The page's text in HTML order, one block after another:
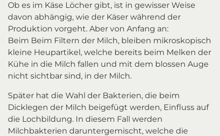
Ob es im Käse Löcher gibt, ist in gewisser Weise
davon abhängig, wie der Käser während der
Produktion vorgeht. Aber von Anfang an:
Beim Beim Filtern der Milch, bleiben mikroskopisch
kleine Heupartikel, welche bereits beim Melken der
Kühe in die Milch fallen und mit dem blossen Auge
nicht sichtbar sind, in der Milch.
Später hat die Wahl der Bakterien, die beim
Dicklegen der Milch beigefügt werden, Einfluss auf
die Lochbildung. In diesem Fall werden
Milchbakterien daruntergemischt, welche die